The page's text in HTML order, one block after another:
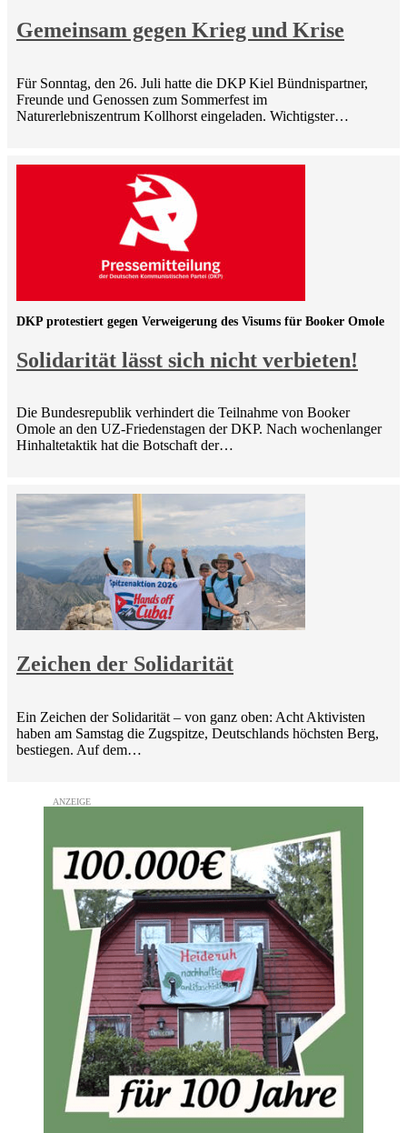
Gemeinsam gegen Krieg und Krise
Für Sonntag, den 26. Juli hatte die DKP Kiel Bündnispartner,
Freunde und Genossen zum Sommerfest im
Naturerlebniszentrum Kollhorst eingeladen. Wichtigster…
Solidarität lässt sich nicht verbieten!
DKP protestiert gegen Verweigerung des Visums für Booker Omole
Die Bundesrepublik verhindert die Teilnahme von Booker
Omole an den UZ-Friedenstagen der DKP. Nach wochenlanger
Hinhaltetaktik hat die Botschaft der…
Zeichen der Solidarität
Ein Zeichen der Solidarität – von ganz oben: Acht Aktivisten
haben am Samstag die Zugspitze, Deutschlands höchsten Berg,
bestiegen. Auf dem…